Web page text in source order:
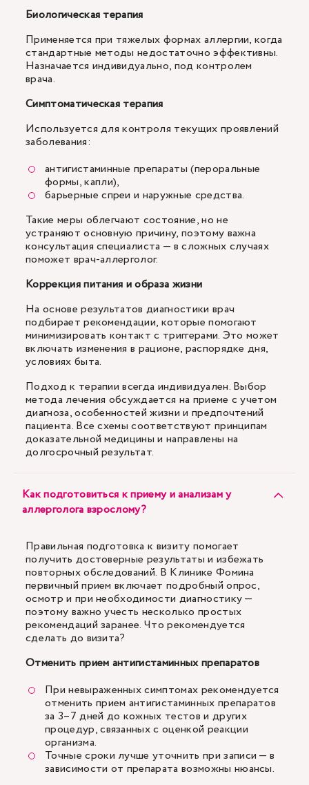
Биологическая терапия
Применяется при тяжелых формах аллергии, когда
стандартные методы недостаточно эффективны.
Назначается индивидуально, под контролем
врача.
Симптоматическая терапия
Используется для контроля текущих проявлений
заболевания:
антигистаминные препараты (пероральные
формы, капли),
барьерные спреи и наружные средства.
Такие меры облегчают состояние, но не
устраняют основную причину, поэтому важна
консультация специалиста — в сложных случаях
поможет врач-аллерголог.
Коррекция питания и образа жизни
На основе результатов диагностики врач
подбирает рекомендации, которые помогают
минимизировать контакт с триггерами. Это может
включать изменения в рационе, распорядке дня,
условиях быта.
Подход к терапии всегда индивидуален. Выбор
метода лечения обсуждается на приеме с учетом
диагноза, особенностей жизни и предпочтений
пациента. Все схемы соответствуют принципам
доказательной медицины и направлены на
долгосрочный результат.
Как подготовиться к приему и анализам у
аллерголога взрослому?
Правильная подготовка к визиту помогает
получить достоверные результаты и избежать
повторных обследований. В Клинике Фомина
первичный прием включает подробный опрос,
осмотр и при необходимости диагностику —
поэтому важно учесть несколько простых
рекомендаций заранее. Что рекомендуется
сделать до визита?
Отменить прием антигистаминных препаратов
При невыраженных симптомах рекомендуется
отменить прием антигистаминных препаратов
за 3–7 дней до кожных тестов и других
процедур, связанных с оценкой реакции
организма.
Точные сроки лучше уточнить при записи — в
зависимости от препарата возможны нюансы.